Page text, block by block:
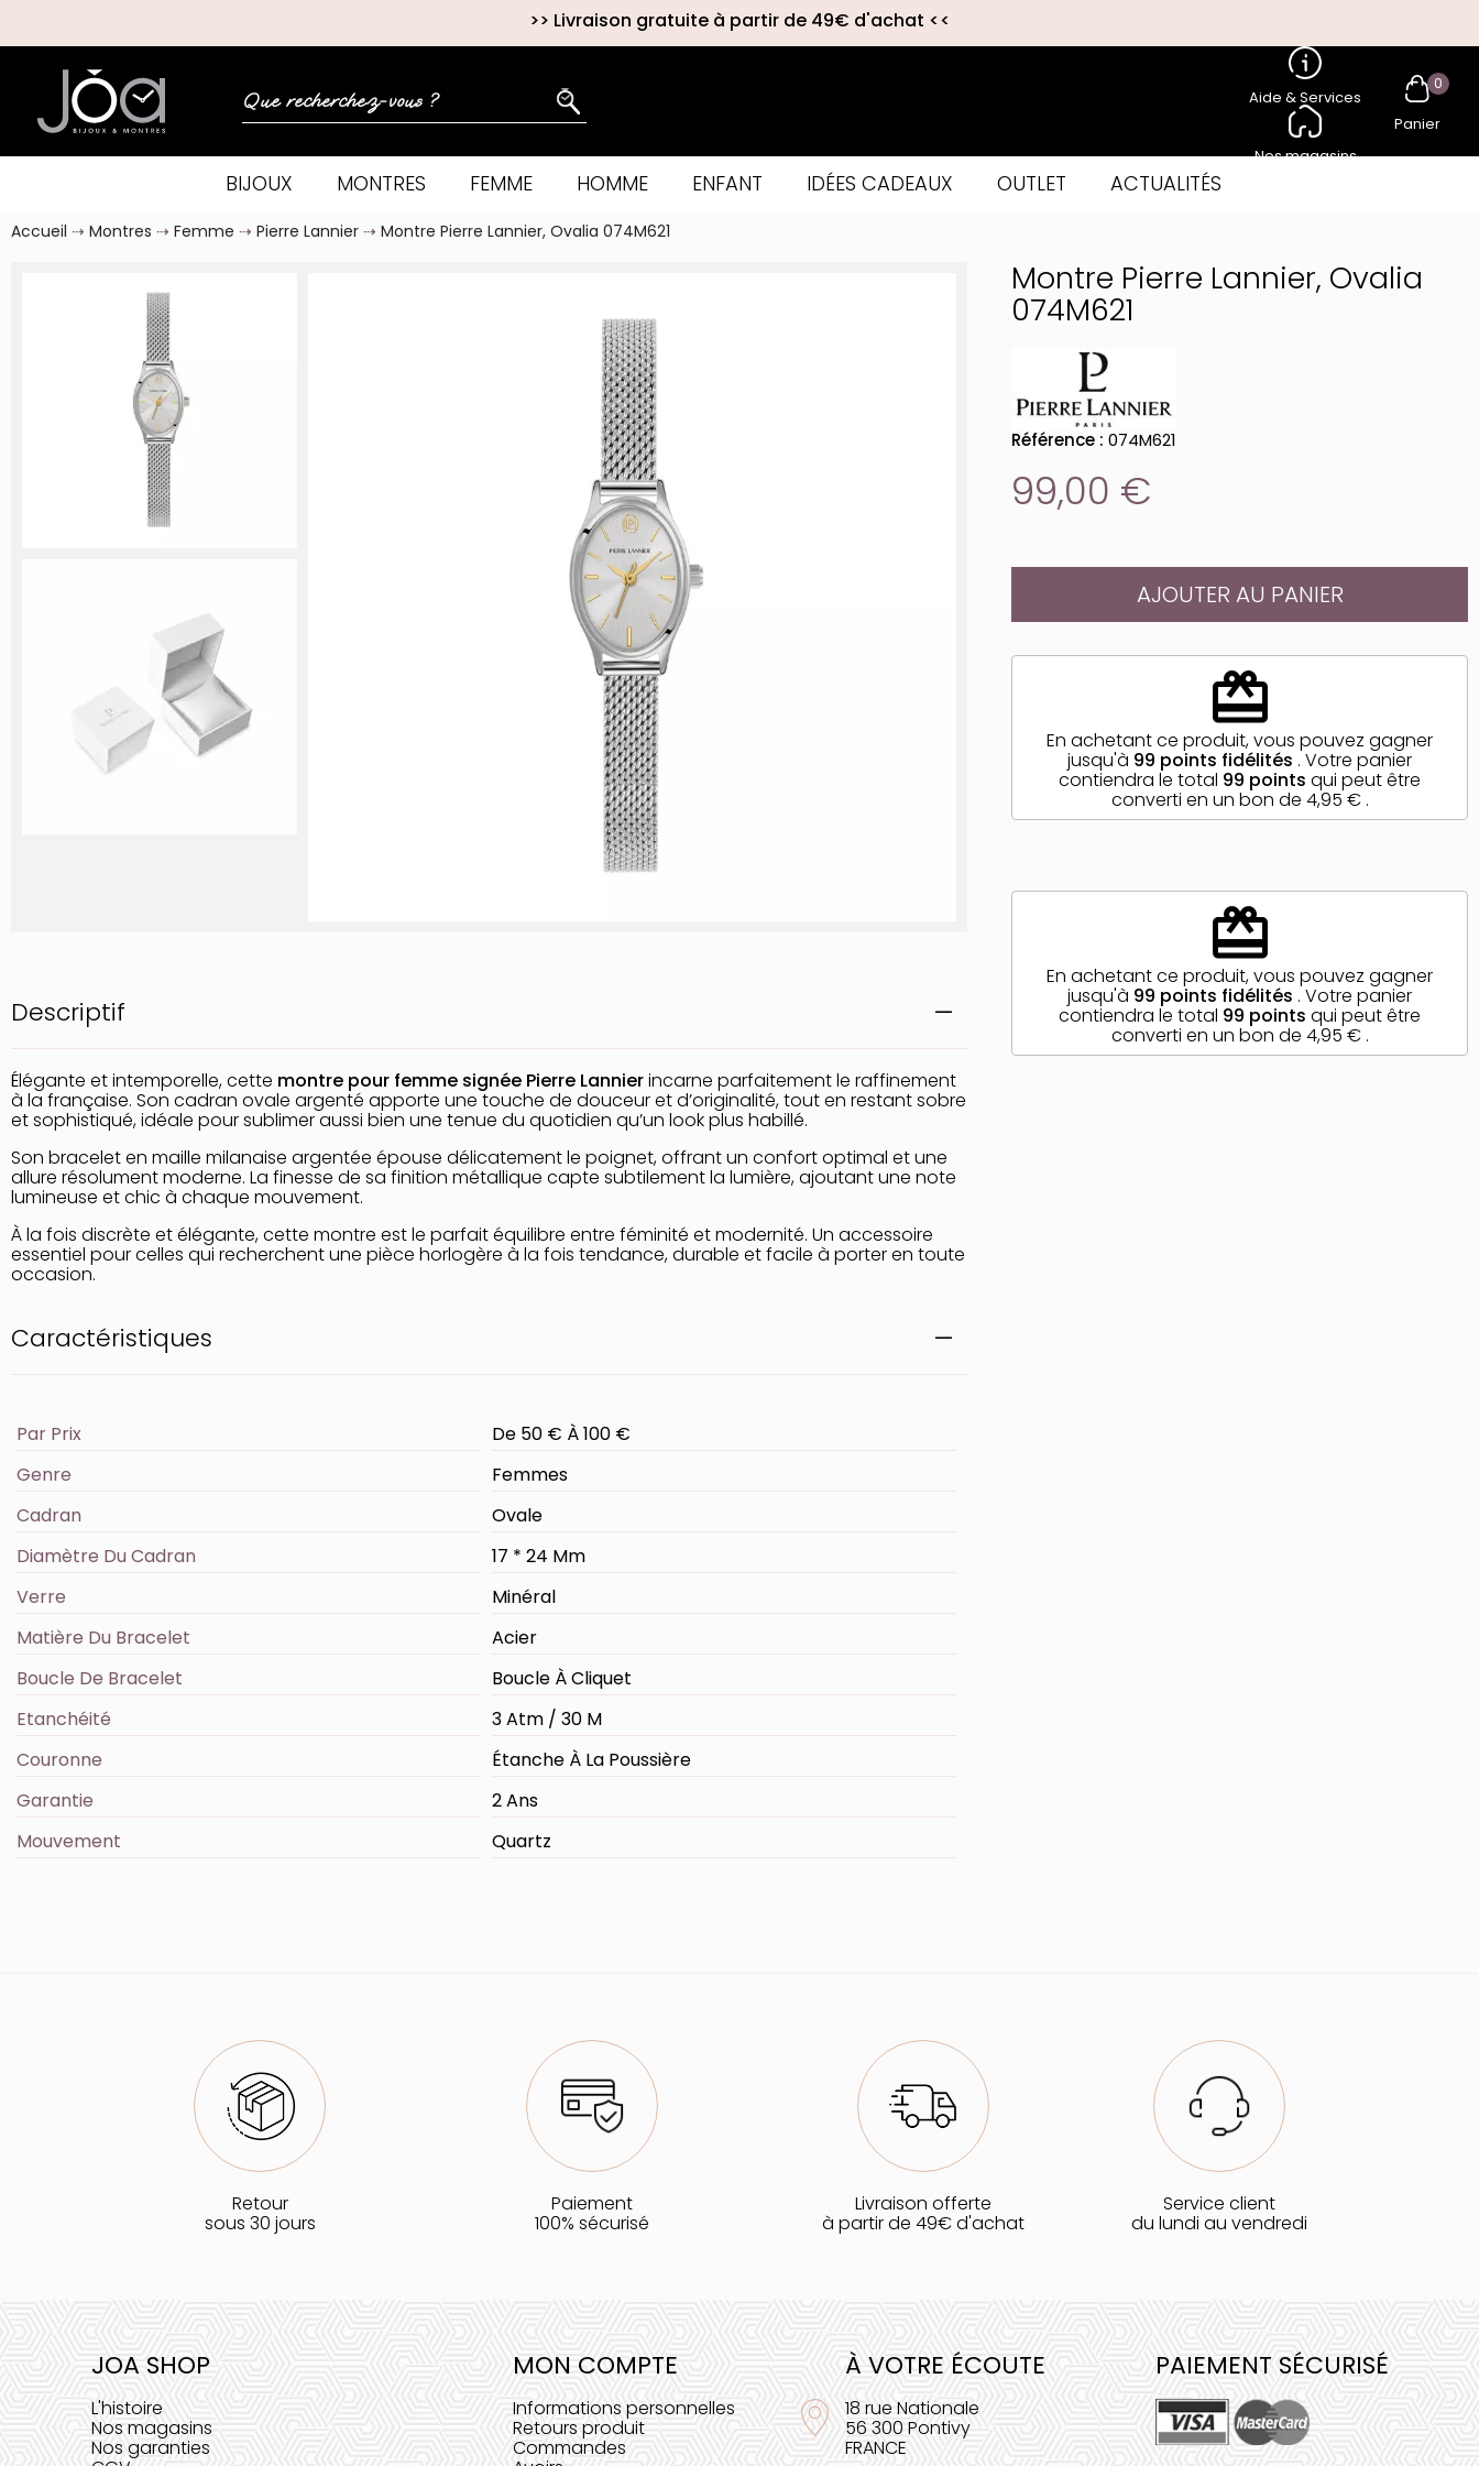
>> Livraison gratuite à partir de 49€ d'achat <<
Aide & Services
Nos magasins
0
Panier
BIJOUX MONTRES FEMME HOMME ENFANT IDÉES CADEAUX OUTLET ACTUALITÉS
Accueil Montres Femme Pierre Lannier Montre Pierre Lannier, Ovalia 074M621
Descriptif
Élégante et intemporelle, cette montre pour femme signée Pierre Lannierincarne parfaitement le raffinement
à la française. Son cadran ovale argenté apporte une touche de douceur et d’originalité, tout en restant sobre
et sophistiqué, idéale pour sublimer aussi bien une tenue du quotidien qu’un look plus habillé.
Son bracelet en maille milanaise argentée épouse délicatement le poignet, offrant un confort optimal et une
allure résolument moderne. La finesse de sa finition métallique capte subtilement la lumière, ajoutant une note
lumineuse et chic à chaque mouvement.
À la fois discrète et élégante, cette montre est le parfait équilibre entre féminité et modernité. Un accessoire
essentiel pour celles qui recherchent une pièce horlogère à la fois tendance, durable et facile à porter en toute
occasion.
Caractéristiques
Par Prix
De 50 € À 100 €
Genre
Femmes
Cadran
Ovale
Diamètre Du Cadran
17 * 24 Mm
Verre
Minéral
Matière Du Bracelet
Acier
Boucle De Bracelet
Boucle À Cliquet
Etanchéité
3 Atm / 30 M
Couronne
Étanche À La Poussière
Garantie
2 Ans
Mouvement
Quartz
Montre Pierre Lannier, Ovalia
074M621
Référence : 074M621
99,00 €
AJOUTER AU PANIER
redeem
En achetant ce produit, vous pouvez gagner
jusqu'à 99 points fidélités . Votre panier
contiendra le total 99 points qui peut être
converti en un bon de 4,95 €.
redeem
En achetant ce produit, vous pouvez gagner
jusqu'à 99 points fidélités . Votre panier
contiendra le total 99 points qui peut être
converti en un bon de 4,95 €.
Retour
sous 30 jours
Paiement
100% sécurisé
Livraison offerte
à partir de 49€ d'achat
Service client
du lundi au vendredi
JOA SHOP
L'histoire
Nos magasins
Nos garanties
MON COMPTE
Informations personnelles
Retours produit
Commandes
À VOTRE ÉCOUTE
18 rue Nationale
56 300 Pontivy
FRANCE
PAIEMENT SÉCURISÉ